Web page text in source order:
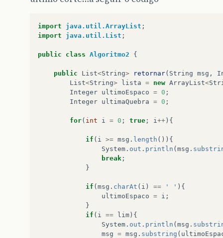
import java.util.ArrayList ;
import
java.util.List ;
public class Algoritmo2 {
public List<String> retornar( String msg ,
List<String> lista = new ArrayList<
Integer ultimoEspaco = 0 ;
Integer ultimaQuebra = 0 ;
for( int i = 0 ; true ; i ++ ){
if ( i >= msg . length ()){
System . out . println ( msg .
break ;
}
if ( msg . charAt ( i ) == ' ' ){
ultimoEspaco = i ;
}
if ( i == lim ){
System . out . println ( msg .
msg = msg . substring (